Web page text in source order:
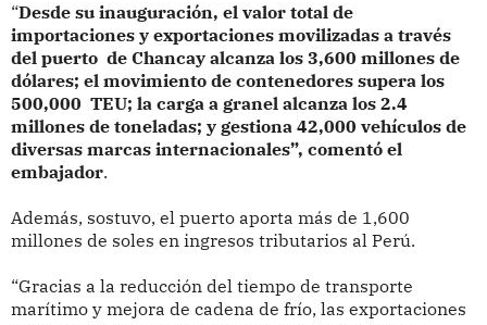
“Desde su inauguración, el valor total de
importaciones y exportaciones movilizadas a través
del puerto de Chancay alcanza los 3,600 millones de
dólares; el movimiento de contenedores supera los
500,000 TEU; la carga a granel alcanza los 2.4
millones de toneladas; y gestiona 42,000 vehículos de
diversas marcas internacionales”, comentó el
embajador.
Además, sostuvo, el puerto aporta más de 1,600
millones de soles en ingresos tributarios al Perú.
“Gracias a la reducción del tiempo de transporte
marítimo y mejora de cadena de frío, las exportaciones